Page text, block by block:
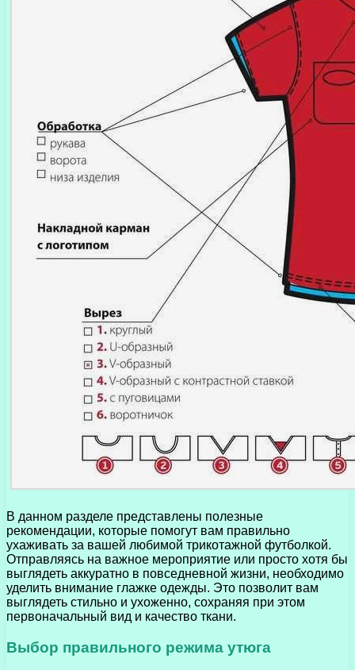
В данном разделе представлены полезные
рекомендации, которые помогут вам правильно
ухаживать за вашей любимой трикотажной футболкой.
Отправляясь на важное мероприятие или просто хотя бы
выглядеть аккуратно в повседневной жизни, необходимо
уделить внимание глажке одежды. Это позволит вам
выглядеть стильно и ухоженно, сохраняя при этом
первоначальный вид и качество ткани.
Выбор правильного режима утюга